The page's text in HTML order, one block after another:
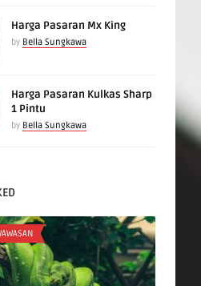
Harga Pasaran Mx King
by Bella Sungkawa
Harga Pasaran Kulkas Sharp
1 Pintu
by Bella Sungkawa